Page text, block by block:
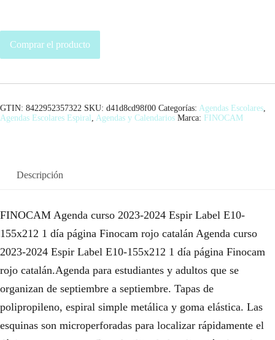
Comprar el producto
GTIN: 8422952357322 SKU: d41d8cd98f00 Categorías: Agendas Escolares,
Agendas Escolares Espiral , Agendas y Calendarios Marca: FINOCAM
Descripción
FINOCAM Agenda curso 2023-2024 Espir Label E10-
155x212 1 día página Finocam rojo catalán Agenda curso
2023-2024 Espir Label E10-155x212 1 día página Finocam
rojo catalán.Agenda para estudiantes y adultos que se
organizan de septiembre a septiembre. Tapas de
polipropileno, espiral simple metálica y goma elástica. Las
esquinas son microperforadas para localizar rápidamente el